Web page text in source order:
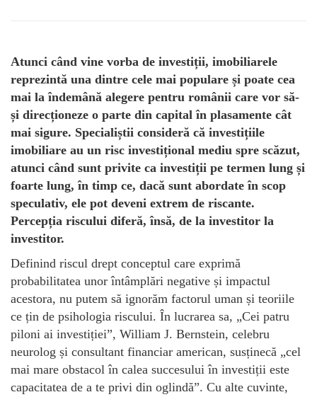
Atunci când vine vorba de investiții, imobiliarele
reprezintă una dintre cele mai populare și poate cea
mai la îndemână alegere pentru românii care vor să-
și direcționeze o parte din capital în plasamente cât
mai sigure. Specialiștii consideră că investițiile
imobiliare au un risc investițional mediu spre scăzut,
atunci când sunt privite ca investiții pe termen lung și
foarte lung, în timp ce, dacă sunt abordate în scop
speculativ, ele pot deveni extrem de riscante.
Percepția riscului diferă, însă, de la investitor la
investitor.
Definind riscul drept conceptul care exprimă
probabilitatea unor întâmplări negative și impactul
acestora, nu putem să ignorăm factorul uman și teoriile
ce țin de psihologia riscului. În lucrarea sa, „Cei patru
piloni ai investiției”, William J. Bernstein, celebru
neurolog și consultant financiar american, susținecă „cel
mai mare obstacol în calea succesului în investiții este
capacitatea de a te privi din oglindă”. Cu alte cuvinte,